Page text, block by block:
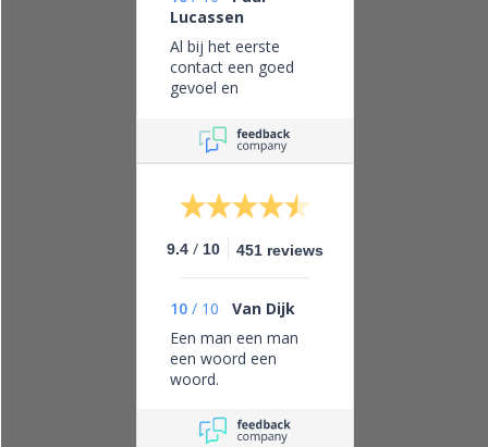
Lucassen
Al bij het eerste
contact een goed
gevoel en
bedrijf, eerlijk zaken
doen en leveren wat
je belooft.
9.4 / 10 451 reviews
10 / 10
Van Dijk
Een man een man
een woord een
woord.